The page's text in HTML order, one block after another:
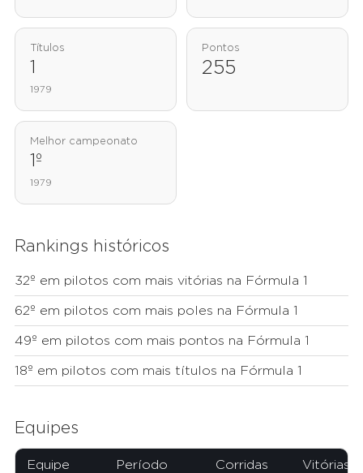
Títulos
1
1979
Pontos
255
Melhor campeonato
1º
1979
Rankings históricos
32º em pilotos com mais vitórias na Fórmula 1
62º em pilotos com mais poles na Fórmula 1
49º em pilotos com mais pontos na Fórmula 1
18º em pilotos com mais títulos na Fórmula 1
Equipes
Equipe Período Corridas Vitórias